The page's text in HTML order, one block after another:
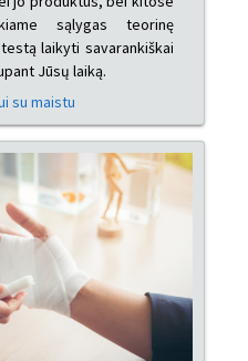
sąlygas teorinę
laikyti savarankiškai
Jūsų laiką.
su maistu